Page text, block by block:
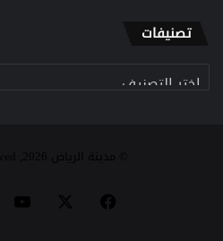
تصنيفات
تصنيفات
© مدينة الرياض 2026, All Rights Reserved
فيسبوك